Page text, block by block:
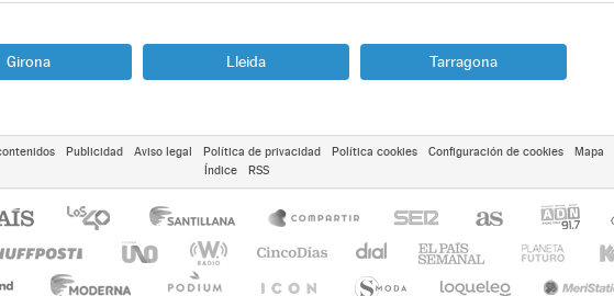
Girona Lleida Tarragona
Publicidad Aviso legal Política de privacidad Política cookies Configuración de cookies Mapa
Índice
RSS